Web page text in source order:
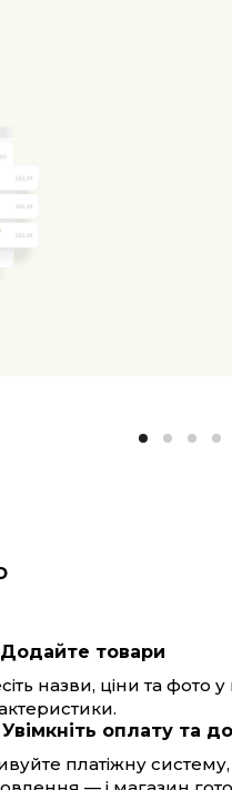
товари
назви, ціни та фото
оплату та
платіжну